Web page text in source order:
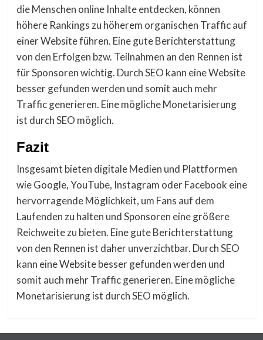
die Menschen online Inhalte entdecken, können
höhere Rankings zu höherem organischen Traffic auf
einer Website führen. Eine gute Berichterstattung
von den Erfolgen bzw. Teilnahmen an den Rennen ist
für Sponsoren wichtig. Durch SEO kann eine Website
besser gefunden werden und somit auch mehr
Traffic generieren. Eine mögliche Monetarisierung
ist durch SEO möglich.
Fazit
Insgesamt bieten digitale Medien und Plattformen
wie Google, YouTube, Instagram oder Facebook eine
hervorragende Möglichkeit, um Fans auf dem
Laufenden zu halten und Sponsoren eine größere
Reichweite zu bieten. Eine gute Berichterstattung
von den Rennen ist daher unverzichtbar. Durch SEO
kann eine Website besser gefunden werden und
somit auch mehr Traffic generieren. Eine mögliche
Monetarisierung ist durch SEO möglich.